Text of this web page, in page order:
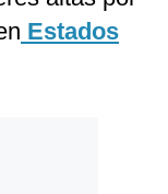
Estados